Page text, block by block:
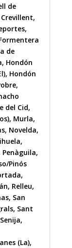
de
Crevillent,
,
de
, Hondón
, Hondón
,
del Cid,
, Murla,
, Novelda,
,
Penàguila,
Pinós
,
, Relleu,
, San
, Sant
Senija,
(La),